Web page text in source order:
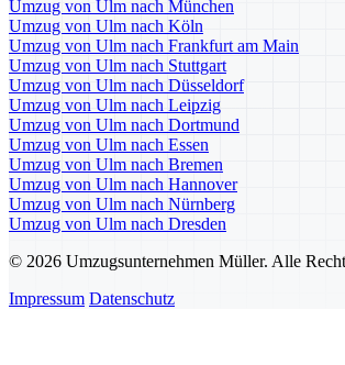
Umzug von Ulm nach München
Umzug von Ulm nach Köln
Umzug von Ulm nach Frankfurt am Main
Umzug von Ulm nach Stuttgart
Umzug von Ulm nach Düsseldorf
Umzug von Ulm nach Leipzig
Umzug von Ulm nach Dortmund
Umzug von Ulm nach Essen
Umzug von Ulm nach Bremen
Umzug von Ulm nach Hannover
Umzug von Ulm nach Nürnberg
Umzug von Ulm nach Dresden
© 2026 Umzugsunternehmen Müller. Alle
Impressum Datenschutz